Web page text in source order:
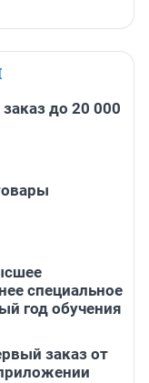
до 20 000
специальное
год обучения
заказ от